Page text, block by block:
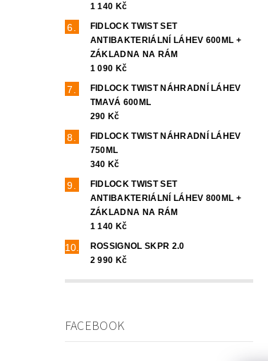
1 140 Kč
FIDLOCK TWIST SET
ANTIBAKTERIÁLNÍ LÁHEV 600ML +
ZÁKLADNA NA RÁM
1 090 Kč
FIDLOCK TWIST NÁHRADNÍ LÁHEV
TMAVÁ 600ML
290 Kč
FIDLOCK TWIST NÁHRADNÍ LÁHEV
750ML
340 Kč
FIDLOCK TWIST SET
ANTIBAKTERIÁLNÍ LÁHEV 800ML +
ZÁKLADNA NA RÁM
1 140 Kč
ROSSIGNOL SKPR 2.0
2 990 Kč
FACEBOOK